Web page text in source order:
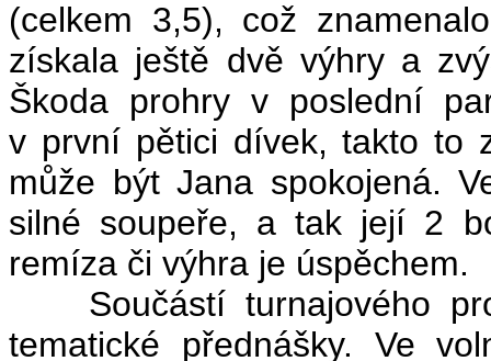
(celkem 3,5), což
získala ještě dvě výhry a
Škoda prohry v poslední
v první pětici dívek, takto to
může být Jana spokojená.
silné soupeře, a tak její 2
remíza či výhra je úspěchem.
Součástí turnajového
tematické přednášky. Ve